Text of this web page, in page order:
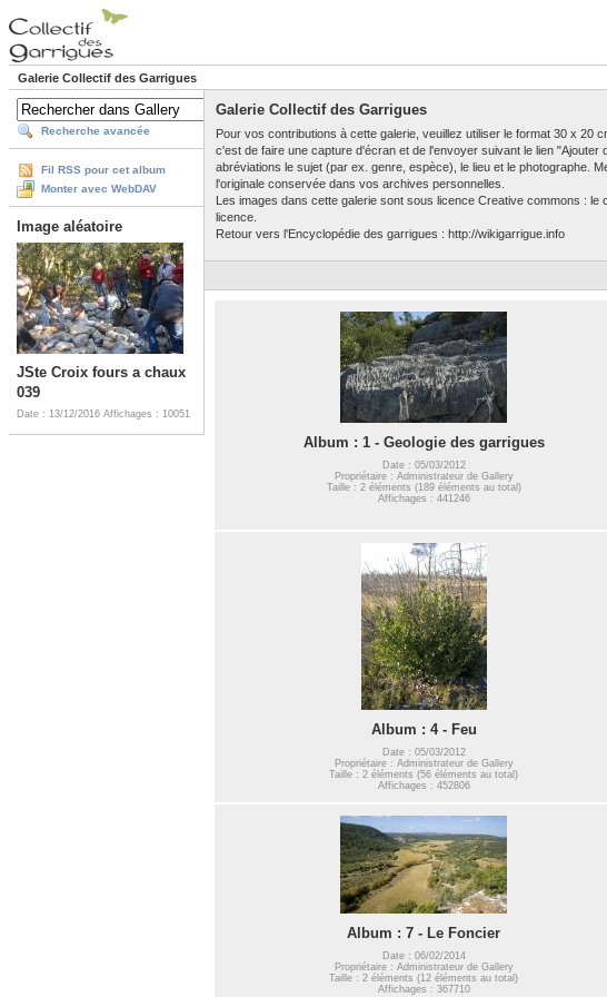
Galerie Collectif des Garrigues
Recherche avancée
Fil RSS pour cet album
Monter avec WebDAV
Image aléatoire
JSte Croix fours a chaux
039
Date : 13/12/2016 Affichages : 10051
Galerie Collectif des Garrigues
Pour vos contributions à cette galerie, veuillez utiliser le format 30 x 20
c'est de faire une capture d'écran et de l'envoyer suivant le lien
abréviations le sujet (par ex. genre, espèce), le lieu et le photographe.
l'originale conservée dans vos archives personnelles.
Les images dans cette galerie sont sous licence Creative commons :
licence.
Retour vers l'Encyclopédie des garrigues : http://wikigarrigue.info
Album : 1 - Geologie des garrigues
Date : 05/03/2012
Propriétaire : Administrateur de Gallery
Taille : 2 éléments (189 éléments au total)
Affichages : 441246
Album : 4 - Feu
Date : 05/03/2012
Propriétaire : Administrateur de Gallery
Taille : 2 éléments (56 éléments au total)
Affichages : 452806
Album : 7 - Le Foncier
Date : 06/02/2014
Propriétaire : Administrateur de Gallery
Taille : 2 éléments (12 éléments au total)
Affichages : 367710